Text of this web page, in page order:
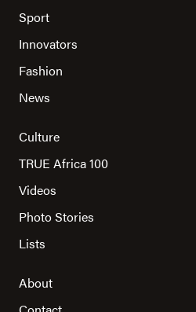
Sport
Innovators
Fashion
News
Culture
TRUE Africa 100
Videos
Photo Stories
Lists
About